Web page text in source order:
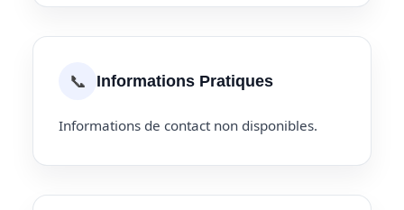
📞 Informations Pratiques
Informations de contact non disponibles.